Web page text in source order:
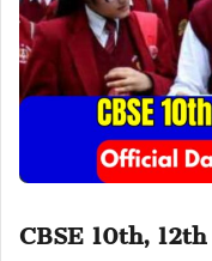
CBSE 10th,